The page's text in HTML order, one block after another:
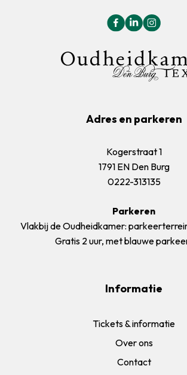
Adres en parkeren
Kogerstraat 1
1791 EN Den Burg
0222-313135
Parkeren
Vlakbij de Oudheidkamer:
Gratis 2 uur, met blauwe
Informatie
Tickets & informatie
Over ons
Contact